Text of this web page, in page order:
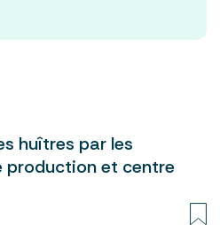
huîtres par les
production et centre